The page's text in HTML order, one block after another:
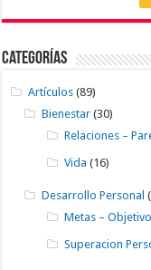
Categorías
Artículos (89)
Bienestar (30)
Relaciones –
Vida (16)
Desarrollo Personal
Metas –
Superacion